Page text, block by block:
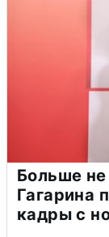
Больше
Гагарина
кадры с